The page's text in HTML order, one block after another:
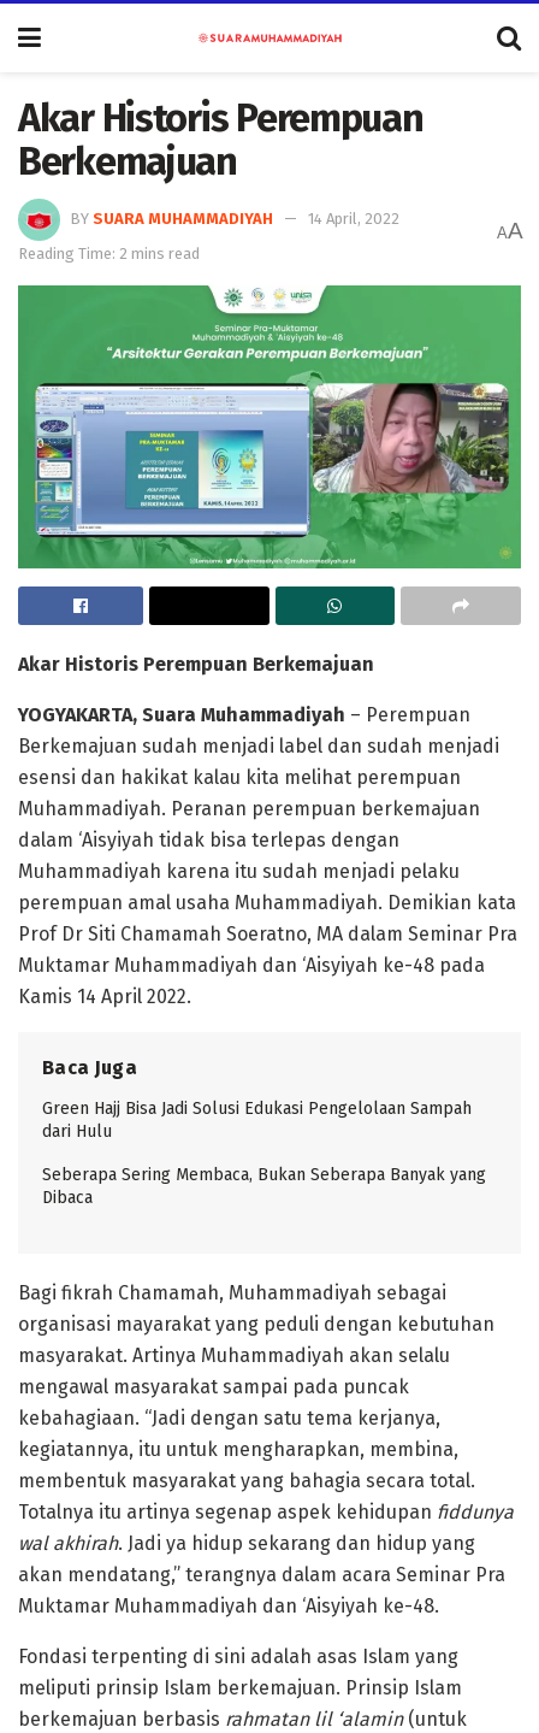
Akar Historis Perempuan
Berkemajuan
BY SUARA MUHAMMADIYAH
14 April, 2022
Reading Time: 2 mins read
AA
Akar Historis Perempuan Berkemajuan
YOGYAKARTA, Suara Muhammadiyah – Perempuan
Berkemajuan sudah menjadi label dan sudah menjadi
esensi dan hakikat kalau kita melihat perempuan
Muhammadiyah. Peranan perempuan berkemajuan
dalam ‘Aisyiyah tidak bisa terlepas dengan
Muhammadiyah karena itu sudah menjadi pelaku
perempuan amal usaha Muhammadiyah. Demikian kata
Prof Dr Siti Chamamah Soeratno, MA dalam Seminar Pra
Muktamar Muhammadiyah dan ‘Aisyiyah ke-48 pada
Kamis 14 April 2022.
Baca Juga
Green Hajj Bisa Jadi Solusi Edukasi Pengelolaan Sampah
dari Hulu
Seberapa Sering Membaca, Bukan Seberapa Banyak yang
Dibaca
Bagi fikrah Chamamah, Muhammadiyah sebagai
organisasi mayarakat yang peduli dengan kebutuhan
masyarakat. Artinya Muhammadiyah akan selalu
mengawal masyarakat sampai pada puncak
kebahagiaan. “Jadi dengan satu tema kerjanya,
kegiatannya, itu untuk mengharapkan, membina,
membentuk masyarakat yang bahagia secara total.
Totalnya itu artinya segenap aspek kehidupan fiddunya
wal akhirah. Jadi ya hidup sekarang dan hidup yang
akan mendatang,” terangnya dalam acara Seminar Pra
Muktamar Muhammadiyah dan ‘Aisyiyah ke-48.
Fondasi terpenting di sini adalah asas Islam yang
meliputi prinsip Islam berkemajuan. Prinsip Islam
berkemajuan berbasis rahmatan lil ‘alamin(untuk